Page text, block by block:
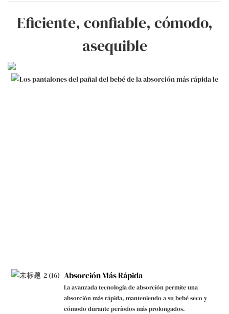
Eficiente, confiable, cómodo,
asequible
Absorción Más Rápida
La avanzada tecnología de absorción permite una
absorción más rápida, manteniendo a su bebé seco y
cómodo durante períodos más prolongados.